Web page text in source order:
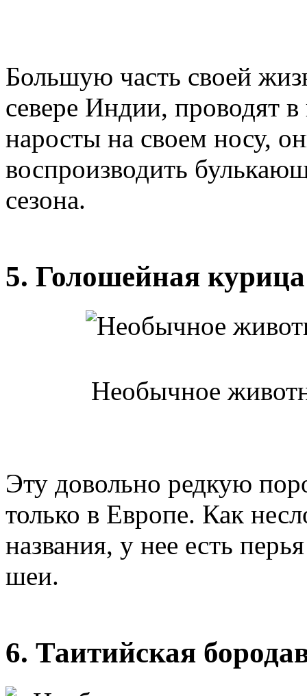
Большую часть своей
севере Индии, проводят
наросты на своем носу,
воспроизводить
сезона.
5. Голошейная курица
Необычное
Эту довольно редкую
только в Европе. Как
названия, у нее есть
шеи.
6. Таитийская